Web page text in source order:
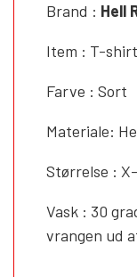
Brand : Hell
Item : T-
Farve : Sort
Materiale:
Størrelse :
Vask : 30
vrangen ud